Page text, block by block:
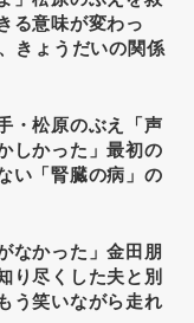
る意味が変わっ
きょうだいの関係
・松原のぶえ「声
しかった」最初の
い「腎臓の病」の
なかった」金田朋
り尽くした夫と別
う笑いながら走れ